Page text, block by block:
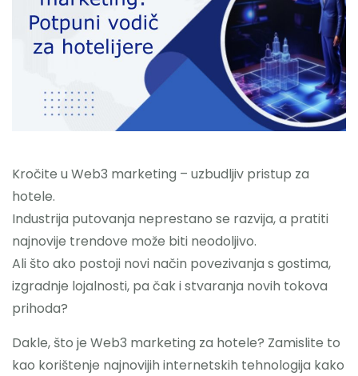
O nama
Hotel Audit
Započni Danas
Kročite u Web3 marketing – uzbudljiv pristup za
hotele.
Industrija putovanja neprestano se razvija, a pratiti
najnovije trendove može biti neodoljivo.
Ali što ako postoji novi način povezivanja s gostima,
izgradnje lojalnosti, pa čak i stvaranja novih tokova
prihoda?
Dakle, što je Web3 marketing za hotele? Zamislite to
kao korištenje najnovijih internetskih tehnologija kako